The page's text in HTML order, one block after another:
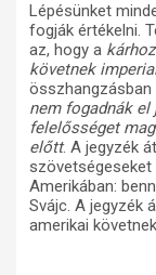
Lépésünket
fogják értékelni.
az, hogy a
követnek
összhangzásban
nem fogadnák el
felelősséget
előtt. A jegyzék
Amerikában:
Svájc. A jegyzék
amerikai